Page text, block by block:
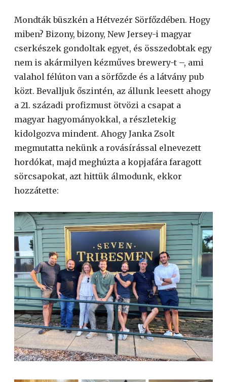
Mondták büszkén a Hétvezér Sörfőzdében. Hogy
miben? Bizony, bizony, New Jersey-i magyar
cserkészek gondoltak egyet, és összedobtak egy
nem is akármilyen kézműves brewery-t –, ami
valahol félúton van a sörfőzde és a látvány pub
közt. Bevalljuk őszintén, az állunk leesett ahogy
a 21. századi profizmust ötvözi a csapat a
magyar hagyományokkal, a részletekig
kidolgozva mindent. Ahogy Janka Zsolt
megmutatta nekünk a rovásírással elnevezett
hordókat, majd meghúzta a kopjafára faragott
sörcsapokat, azt hittük álmodunk, ekkor
hozzátette: